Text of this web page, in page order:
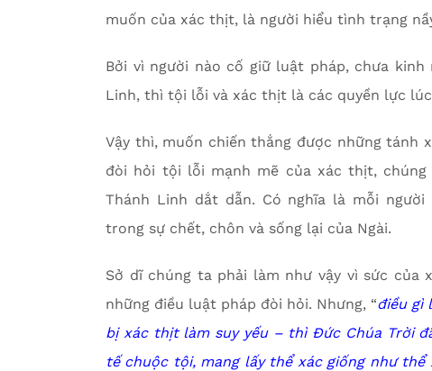
muốn của xác thịt, là người hiểu tình trạng
Bởi vì người nào cố giữ luật pháp, chưa
Linh, thì tội lỗi và xác thịt là các quyền lực
Vậy thì, muốn chiến thắng được những tánh
đòi hỏi tội lỗi mạnh mẽ của xác thịt,
Thánh Linh dắt dẫn. Có nghĩa là mỗi
trong sự chết, chôn và sống lại của Ngài.
Sở dĩ chúng ta phải làm như vậy vì sức
những điều luật pháp đòi hỏi. Nhưng, “điều gì
bị xác thịt làm suy yếu – thì Đức Chúa Trời
tế chuộc tội, mang lấy thể xác giống như